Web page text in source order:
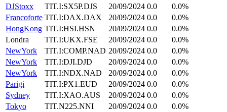
DJStoxx
TIT.I:SX5P.DJS 20/09/2024 0.0
0.0%
Francoforte TIT.I:DAX.DAX 20/09/2024 0.0
0.0%
HongKong TIT.I:HSI.HSN 20/09/2024 0.0
0.0%
Londra
TIT.I:UKX.FSE 20/09/2024 0.0
0.0%
NewYork
TIT.I:COMP.NAD 20/09/2024 0.0
0.0%
NewYork
TIT.I:DJI.DJD 20/09/2024 0.0
0.0%
NewYork
TIT.I:NDX.NAD 20/09/2024 0.0
0.0%
Parigi
TIT.I:PX1.EUD 20/09/2024 0.0
0.0%
Sydney
TIT.I:XAO.AUS 20/09/2024 0.0
0.0%
Tokyo
TIT.N225.NNI 20/09/2024 0.0
0.0%